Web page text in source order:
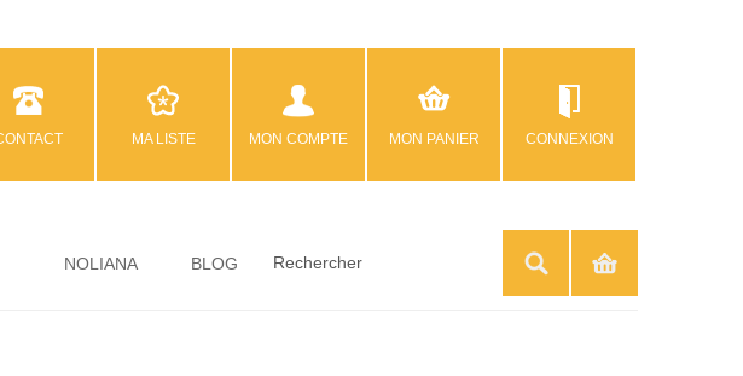
MA LISTE MON COMPTE MON PANIER CONNEXION
NOLIANA BLOG